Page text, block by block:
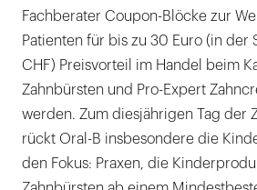
Fachberater Coupon-Blöcke zur
Patienten für bis zu 30 Euro (in der
CHF) Preisvorteil im Handel beim
Zahnbürsten und Pro-Expert
werden. Zum diesjährigen Tag der
rückt Oral-B insbesondere die
den Fokus: Praxen, die